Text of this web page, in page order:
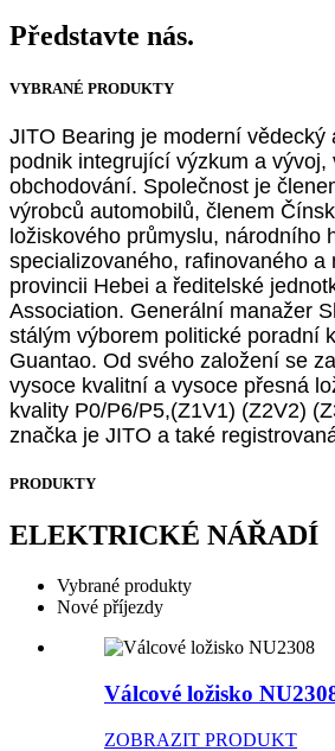
Představte nás.
VYBRANÉ PRODUKTY
JITO Bearing je moderní vědecký
podnik integrující výzkum a vývoj,
obchodování. Společnost je
výrobců automobilů, členem
ložiskového průmyslu, národního
specializovaného, ​​rafinovaného a
provincii Hebei a ředitelské
Association. Generální manažer
stálým výborem politické poradní
Guantao. Od svého založení se
vysoce kvalitní a vysoce přesná
kvality P0/P6/P5,(Z1V1) (Z2V2)
značka je JITO a také
PRODUKTY
ELEKTRICKÉ NÁŘADÍ
Vybrané produkty
Nové příjezdy
Válcové ložisko
ZOBRAZIT PRODUKT